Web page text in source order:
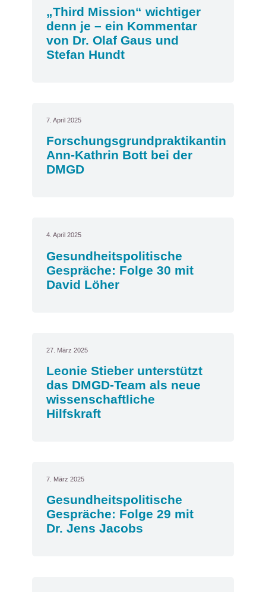
„Third Mission“ wichtiger
denn je – ein Kommentar
von Dr. Olaf Gaus und
Stefan Hundt
7. April 2025
Forschungsgrundpraktikantin
Ann-Kathrin Bott bei der
DMGD
4. April 2025
Gesundheitspolitische
Gespräche: Folge 30 mit
David Löher
27. März 2025
Leonie Stieber unterstützt
das DMGD-Team als neue
wissenschaftliche
Hilfskraft
7. März 2025
Gesundheitspolitische
Gespräche: Folge 29 mit
Dr. Jens Jacobs